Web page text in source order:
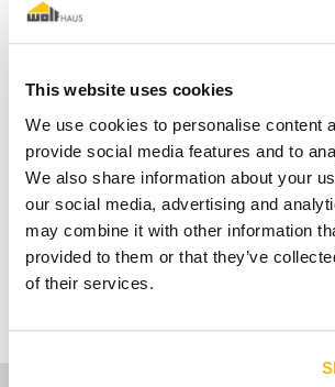
This website uses cookies
We use cookies to personalise content
provide social media features and to
We also share information about your
our social media, advertising and
may combine it with other information
provided to them or that they’ve
of their services.
ELIODORA
DOLCEVITA